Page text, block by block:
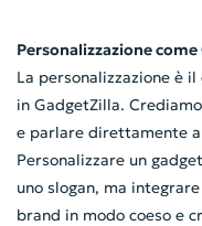
Personalizzazione come
La personalizzazione è
in GadgetZilla.
e parlare direttamente
Personalizzare un
uno slogan, ma
brand in modo coeso e